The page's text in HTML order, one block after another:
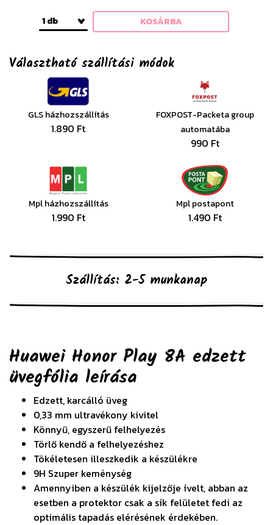
1 db KOSÁRBA
Választható szállítási módok
GLS házhozszállítás
1.890 Ft
FOXPOST-Packeta group
automatába
990 Ft
Mpl házhozszállítás
1.990 Ft
Mpl postapont
1.490 Ft
Szállítás: 2-5 munkanap
Huawei Honor Play 8A edzett
üvegfólia leírása
Edzett, karcálló üveg
0,33 mm ultravékony kivitel
Könnyű, egyszerű felhelyezés
Törlő kendő a felhelyezéshez
Tökéletesen illeszkedik a készülékre
9H Szuper keménység
Amennyiben a készülék kijelzője ívelt, abban az
esetben a protektor csak a sík felületet fedi az
optimális tapadás elérésének érdekében.